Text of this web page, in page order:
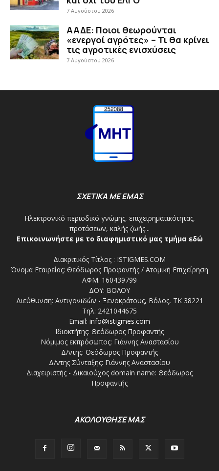
7 Αυγούστου 2026
ΑΑΔΕ: Ποιοι θεωρούνται
«ενεργοί αγρότες» – Τι θα κρίνει
τις αγροτικές ενισχύσεις
7 Αυγούστου 2026
ΣΧΕΤΙΚΑ ΜΕ ΕΜΑΣ
Ηλεκτρονικό περιοδικό γνώμης, επιχειρηματικότητας,
προτάσεων, καλής ζωής...
Επικοινωνήστε με το διαφημιστικό μας τμήμα εδώ
Διακριτικός Τίτλος : ISTIGMES.COM
Όνομα Εταιρείας: Θεόδωρος Προφαντής / Ατομική Επιχείρηση
ΑΦΜ: 160439799
ΔΟΥ: ΒΟΛΟΥ
Διεύθυνση: Αντιγονιδών - Ξενοκράτους, Βόλος, ΤΚ 38221
Τηλ: 2421044675
Email: info@istigmes.com
Ιδιοκτήτης: Θεόδωρος Προφαντής
Νόμιμος εκπρόσωπος: Γιάννης Αναστασίου
Δ/ντης: Θεόδωρος Προφαντής
Δ/ντης Σύνταξης: Γιάννης Αναστασίου
Διαχειριστής - Δικαιούχος domain name: Θεόδωρος
Προφαντής
ΑΚΟΛΟΥΘΗΣΕ ΜΑΣ